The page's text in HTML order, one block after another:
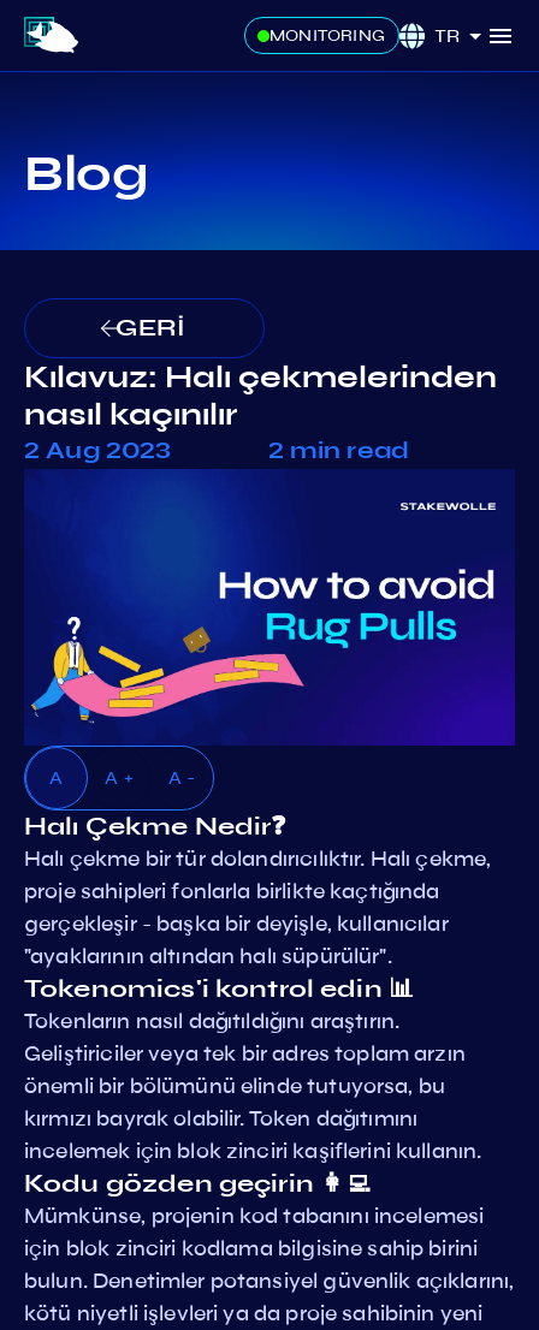
MONITORING TR
Blog
GERİ
Kılavuz: Halı çekmelerinden
nasıl kaçınılır
2 Aug 2023 2 min read
A A + A -
Halı Çekme Nedir❓
Halı çekme bir tür dolandırıcılıktır. Halı çekme,
proje sahipleri fonlarla birlikte kaçtığında
gerçekleşir - başka bir deyişle, kullanıcılar
"ayaklarının altından halı süpürülür".
Tokenomics'i kontrol edin 📊
Tokenların nasıl dağıtıldığını araştırın.
Geliştiriciler veya tek bir adres toplam arzın
önemli bir bölümünü elinde tutuyorsa, bu
kırmızı bayrak olabilir. Token dağıtımını
incelemek için blok zinciri kaşiflerini kullanın.
Kodu gözden geçirin 👩‍💻
Mümkünse, projenin kod tabanını incelemesi
için blok zinciri kodlama bilgisine sahip birini
bulun. Denetimler potansiyel güvenlik açıklarını,
kötü niyetli işlevleri ya da proje sahibinin yeni